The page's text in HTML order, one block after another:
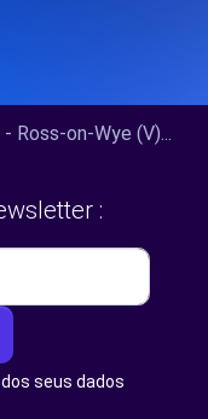
Ross-on-Wye (V)...
:
seus dados